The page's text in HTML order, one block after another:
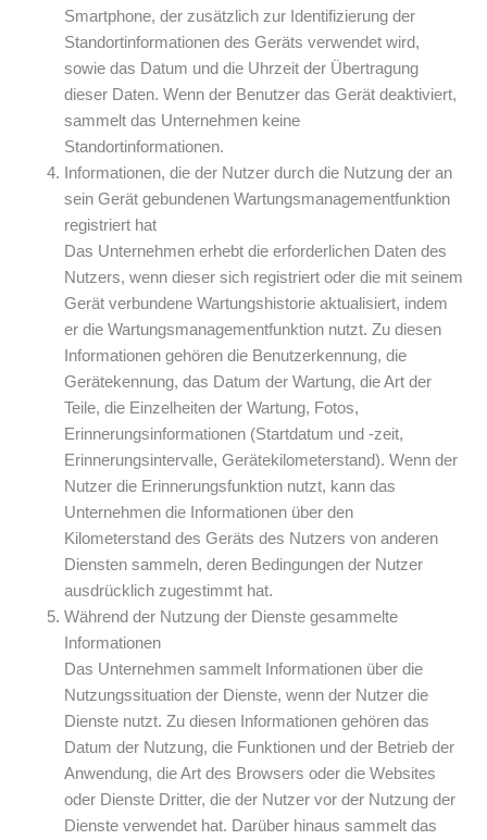
Smartphone, der zusätzlich zur Identifizierung der
Standortinformationen des Geräts verwendet wird,
sowie das Datum und die Uhrzeit der Übertragung
dieser Daten. Wenn der Benutzer das Gerät deaktiviert,
sammelt das Unternehmen keine
Standortinformationen.
Informationen, die der Nutzer durch die Nutzung der an
sein Gerät gebundenen Wartungsmanagementfunktion
registriert hat
Das Unternehmen erhebt die erforderlichen Daten des
Nutzers, wenn dieser sich registriert oder die mit seinem
Gerät verbundene Wartungshistorie aktualisiert, indem
er die Wartungsmanagementfunktion nutzt. Zu diesen
Informationen gehören die Benutzerkennung, die
Gerätekennung, das Datum der Wartung, die Art der
Teile, die Einzelheiten der Wartung, Fotos,
Erinnerungsinformationen (Startdatum und -zeit,
Erinnerungsintervalle, Gerätekilometerstand). Wenn der
Nutzer die Erinnerungsfunktion nutzt, kann das
Unternehmen die Informationen über den
Kilometerstand des Geräts des Nutzers von anderen
Diensten sammeln, deren Bedingungen der Nutzer
ausdrücklich zugestimmt hat.
Während der Nutzung der Dienste gesammelte
Informationen
Das Unternehmen sammelt Informationen über die
Nutzungssituation der Dienste, wenn der Nutzer die
Dienste nutzt. Zu diesen Informationen gehören das
Datum der Nutzung, die Funktionen und der Betrieb der
Anwendung, die Art des Browsers oder die Websites
oder Dienste Dritter, die der Nutzer vor der Nutzung der
Dienste verwendet hat. Darüber hinaus sammelt das